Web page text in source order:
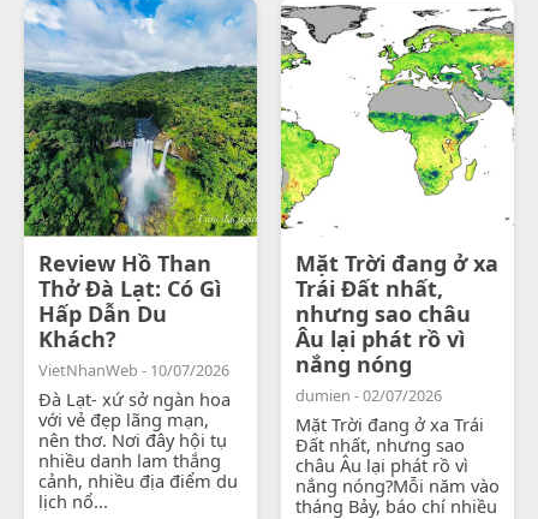
Review Hồ Than
Thở Đà Lạt: Có Gì
Hấp Dẫn Du
Khách?
VietNhanWeb - 10/07/2026
Đà Lạt- xứ sở ngàn hoa
với vẻ đẹp lãng mạn,
nên thơ. Nơi đây hội tụ
nhiều danh lam thắng
cảnh, nhiều địa điểm du
lịch nổ...
Mặt Trời đang ở xa
Trái Đất nhất,
nhưng sao châu
Âu lại phát rồ vì
nắng nóng
dumien - 02/07/2026
Mặt Trời đang ở xa Trái
Đất nhất, nhưng sao
châu Âu lại phát rồ vì
nắng nóng?Mỗi năm vào
tháng Bảy, báo chí nhiều